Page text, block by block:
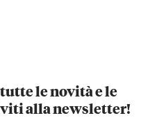
le novità e le
alla newsletter!